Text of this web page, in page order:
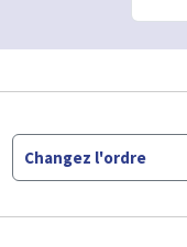
Changez l'ordre